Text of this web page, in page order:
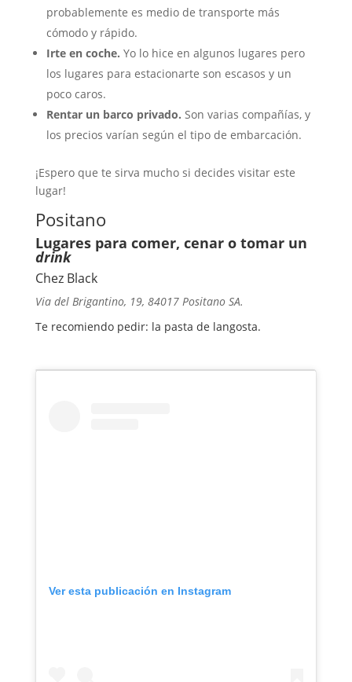
probablemente es medio de transporte más
cómodo y rápido.
Irte en coche. Yo lo hice en algunos lugares pero
los lugares para estacionarte son escasos y un
poco caros.
Rentar un barco privado. Son varias compañías, y
los precios varían según el tipo de embarcación.
¡Espero que te sirva mucho si decides visitar este
lugar!
Positano
Lugares para comer, cenar o tomar un
drink
Chez Black
Via del Brigantino, 19, 84017 Positano SA.
Te recomiendo pedir: la pasta de langosta.
Ver esta publicación en Instagram